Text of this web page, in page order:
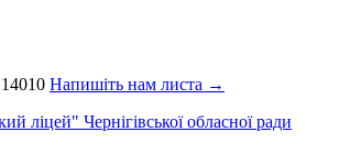
Напишіть нам листа →
ліцей" Чернігівської обласної ради